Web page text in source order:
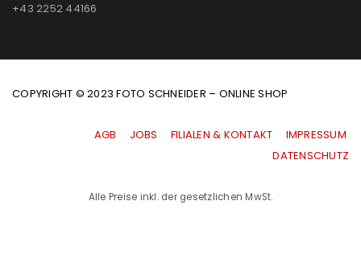
+43 2252 44166
COPYRIGHT © 2023 FOTO SCHNEIDER – ONLINE SHOP
AGB JOBS FILIALEN & KONTAKT
IMPRESSUM
|DATENSCHUTZ
Alle Preise inkl. der gesetzlichen MwSt.